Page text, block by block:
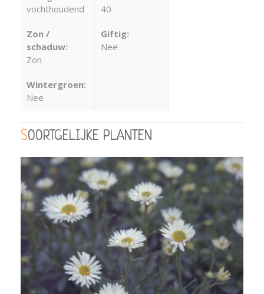
vochthoudend
Zon /
schaduw:
Zon
Wintergroen:
Nee
40
Giftig:
Nee
SOORTGELIJKE PLANTEN